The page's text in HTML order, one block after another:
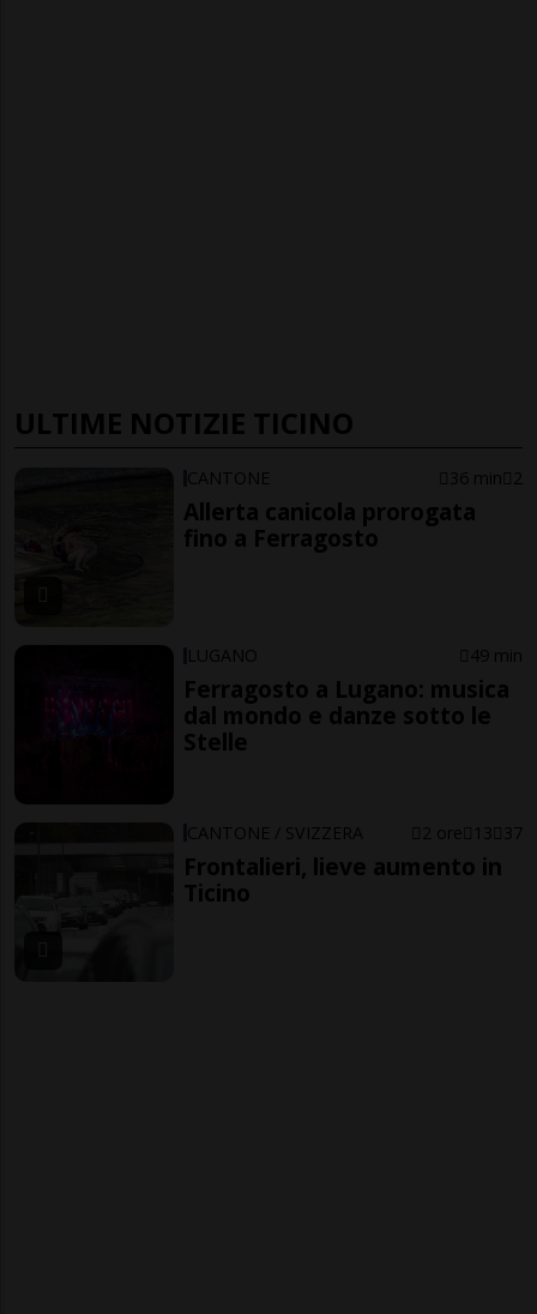
ULTIME NOTIZIE TICINO
CANTONE 36 min 2
Allerta canicola prorogata
fino a Ferragosto
LUGANO 49 min
Ferragosto a Lugano: musica
dal mondo e danze sotto le
Stelle
CANTONE / SVIZZERA 2 ore 13 37
Frontalieri, lieve aumento in
Ticino